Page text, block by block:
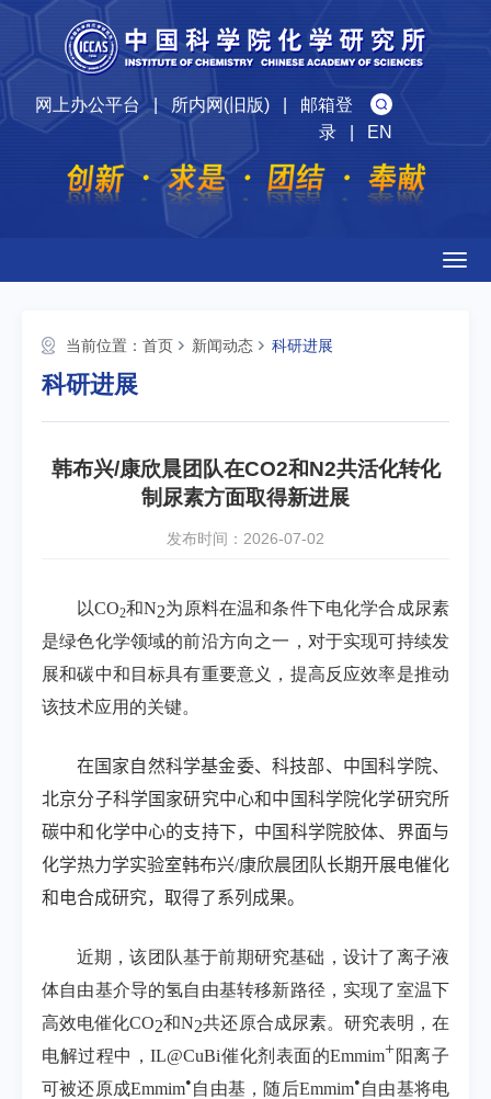
网上办公平台|所内网(旧版)| 邮箱登
录| EN
当前位置： 首页 新闻动态 科研进展
科研进展
韩布兴/康欣晨团队在CO2和N2共活化转化
制尿素方面取得新进展
发布时间：2026-07-02
以CO2和N2为原料在温和条件下电化学合成尿素
是绿色化学领域的前沿方向之一，对于实现可持续发
展和碳中和目标具有重要意义，提高反应效率是推动
该技术应用的关键。
在国家自然科学基金委、科技部、中国科学院、
北京分子科学国家研究中心和中国科学院化学研究所
碳中和化学中心的支持下，中国科学院胶体、界面与
化学热力学实验室韩布兴/康欣晨团队长期开展电催化
和电合成研究，取得了系列成果。
近期，该团队基于前期研究基础，设计了离子液
体自由基介导的氢自由基转移新路径，实现了室温下
高效电催化CO2和N2共还原合成尿素。研究表明，在
电解过程中，IL@CuBi催化剂表面的Emmim+阳离子
可被还原成Emmim•自由基，随后Emmim•自由基将电